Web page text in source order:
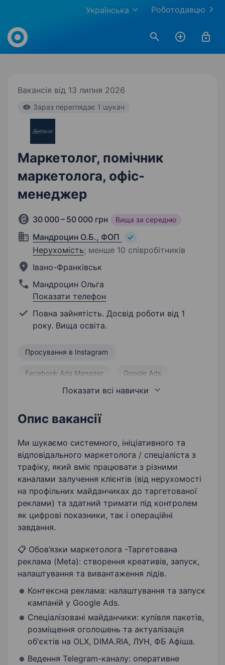
Роботодавцю
Українська
Work.ua
Вакансія від 13 липня 2026
Зараз переглядає 1 шукач
Маркетолог, помічник
маркетолога, офіс-
менеджер
30 000 – 50 000 грн Вища за середню
Мандроцин О.Б., ФОП
Нерухомість; менше 10 співробітників
Івано-Франківськ
Мандроцин Ольга
Показати телефон
Повна зайнятість. Досвід роботи від 1
року. Вища освіта.
Просування в Instagram
Facebook Ads Manager Google Ads
Комунікабельність Відповідальність
Організованість SMM
Уважність
Налаштування таргетованої реклами
Розміщення зовнішньої реклами
Ведення звітності Робота з клієнтами
Залучення нових клієнтів
Лідогенерація Налаштування реклами
Охайність Ініціативність Meta ads
Показати всі навички
Опис вакансії
Ми шукаємо системного, ініціативного та
відповідального маркетолога / спеціаліста з
трафіку, який вміє працювати з різними
каналами залучення клієнтів (від нерухомості
на профільних майданчиках до таргетованої
реклами) та здатний тримати під контролем
як цифрові показники, так і операційні
завдання.
​📋 Обов’язки маркетолога -​Таргетована
реклама (Meta): створення креативів, запуск,
налаштування та вивантаження лідів.
Контексна реклама: налаштування та запуск
кампаній у Google Ads.
Спеціалізовані майданчики: купівля пакетів,
розміщення оголошень та актуалізація
об'єктів на OLX, DIMA.RIA, ЛУН, ФБ Афіша.
Ведення Telegram-каналу: оперативне